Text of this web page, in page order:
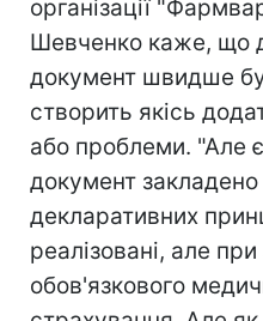
організації
Шевченко каже, що
документ швидше
створить якісь
або проблеми. "Але
документ закладено
декларативних
реалізовані, але
обов'язкового